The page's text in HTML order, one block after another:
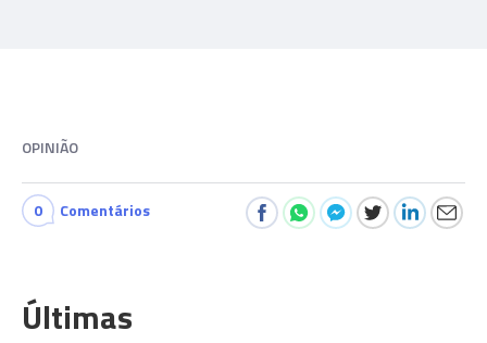
OPINIÃO
0 Comentários
Últimas